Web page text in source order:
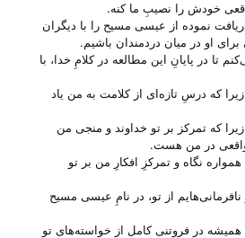
خودش را نصیبِ ما کنه.
نموده از عیسی مسیح را با دیگران
او در میان دردمندان باشیم.
تا در پایانِ این مطالعه در کلامِ خدا، با
که درسِ تازه‌ای از کلامت به من یاد
که تمرکز بر تو خداوند و منجی من
در من هست.
نگاه و تمرکزِ افکارِ من بر تو
نافرمانی‌هایم از تو، در نامِ عیسی مسیح
در فروتنی کامل از خواسته‌های تو